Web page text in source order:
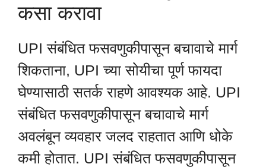
कसा करावा
UPI संबंधित फसवणुकीपासून बचावाचे मार्ग
शिकताना, UPI च्या सोयीचा पूर्ण फायदा
घेण्यासाठी सतर्क राहणे आवश्यक आहे. UPI
संबंधित फसवणुकीपासून बचावाचे मार्ग
अवलंबून व्यवहार जलद राहतात आणि धोके
कमी होतात. UPI संबंधित फसवणुकीपासून